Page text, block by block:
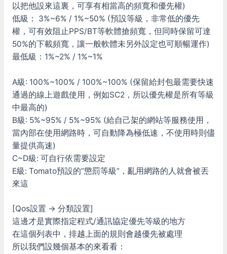
以把他設來這裏，可享有相當高的頻寬和優先權)
低級： 3%~6% / 1%~50% (預設等級，非常低的優先
權，可有效阻止PPS/BT等軟體搶頻寬，但同時保留可達
50%的下載頻寬，讓一般軟體未另外設定也可順暢運作)
最低級：1%~2% / 1%~1%
A級: 100%~100% / 100%~100% (保留給封包最需要快速
通過的線上遊戲使用，例如SC2，所以優先權是所有等級
中最高的)
B級: 5%~95% / 5%~95% (給自己架的網站等服務使用，
當內部在使用網路時，可自動降為極低速，不使用時則儘
量提供高速)
C~D級: 可自行依需要設定
E級: Tomato預設的”懲罰等級”，亂用網路的人就會被丟
來這
[Qos設置 -> 分類設置]
這邊才是實際指定程式/通訊協定優先等級的地方
在這個列表中，排越上面的規則會越優先被處理
所以我們設幾個基本的來看看：